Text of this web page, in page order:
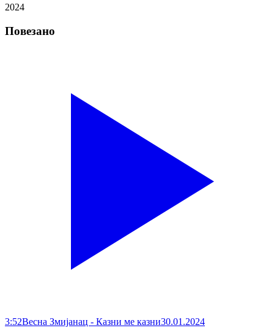
2024
Повезано
3:52Весна Змијанац - Казни ме казни30.01.2024